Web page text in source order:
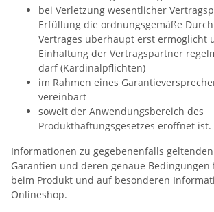
bei Verletzung wesentlicher
Erfüllung die ordnungsgemäße
Vertrages überhaupt erst ermöglicht
Einhaltung der Vertragspartner
darf (Kardinalpflichten)
im Rahmen eines
vereinbart
soweit der Anwendungsbereich des
Produkthaftungsgesetzes eröffnet ist.
Informationen zu gegebenenfalls
Garantien und deren genaue Bedingungen
beim Produkt und auf besonderen
Onlineshop.